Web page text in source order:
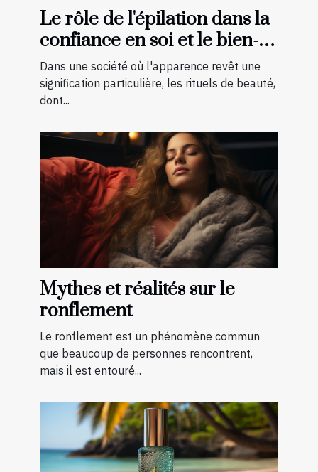
Le rôle de l'épilation dans la
confiance en soi et le bien-
être général
Dans une société où l'apparence revêt une
signification particulière, les rituels de beauté,
dont...
Mythes et réalités sur le
ronflement
Le ronflement est un phénomène commun
que beaucoup de personnes rencontrent,
mais il est entouré...